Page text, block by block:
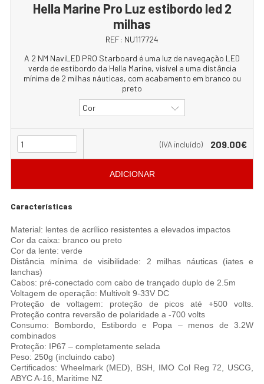
Hella Marine Pro Luz estibordo led 2
milhas
REF: NU117724
A 2 NM NaviLED PRO Starboard é uma luz de navegação LED
verde de estibordo da Hella Marine, visível a uma distância
mínima de 2 milhas náuticas, com acabamento em branco ou
preto
Cor
(IVA incluído) 209.00€
ADICIONAR
Características
Material: lentes de acrílico resistentes a elevados impactos
Cor da caixa: branco ou preto
Cor da lente: verde
Distância mínima de visibilidade: 2 milhas náuticas (iates e
lanchas)
Cabos: pré-conectado com cabo de trançado duplo de 2.5m
Voltagem de operação: Multivolt 9-33V DC
Proteção de voltagem: proteção de picos até +500 volts.
Proteção contra reversão de polaridade a -700 volts
Consumo: Bombordo, Estibordo e Popa – menos de 3.2W
combinados
Proteção: IP67 – completamente selada
Peso: 250g (incluindo cabo)
Certificados: Wheelmark (MED), BSH, IMO Col Reg 72, USCG,
ABYC A-16, Maritime NZ